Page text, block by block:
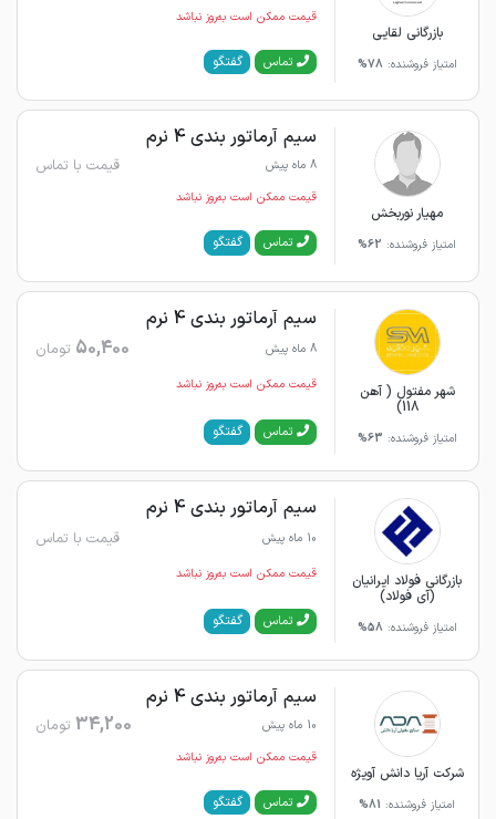
بازرگانی لقایی
امتیاز فروشنده: 78%
قیمت ممکن است به‌روز نباشد
تماس گفتگو
مهیار نوربخش
امتیاز فروشنده: 62%
سیم آرماتور بندی 4 نرم
8 ماه پیش قیمت با تماس
قیمت ممکن است به‌روز نباشد
تماس گفتگو
شهر مفتول ( آهن
118)
امتیاز فروشنده: 63%
سیم آرماتور بندی 4 نرم
8 ماه پیش 50,400 تومان
قیمت ممکن است به‌روز نباشد
تماس گفتگو
بازرگانی فولاد ایرانیان
(آی فولاد)
امتیاز فروشنده: 58%
سیم آرماتور بندی 4 نرم
10 ماه پیش قیمت با تماس
قیمت ممکن است به‌روز نباشد
تماس گفتگو
شرکت آریا دانش آویژه
امتیاز فروشنده: 81%
سیم آرماتور بندی 4 نرم
10 ماه پیش 34,200 تومان
قیمت ممکن است به‌روز نباشد
تماس گفتگو